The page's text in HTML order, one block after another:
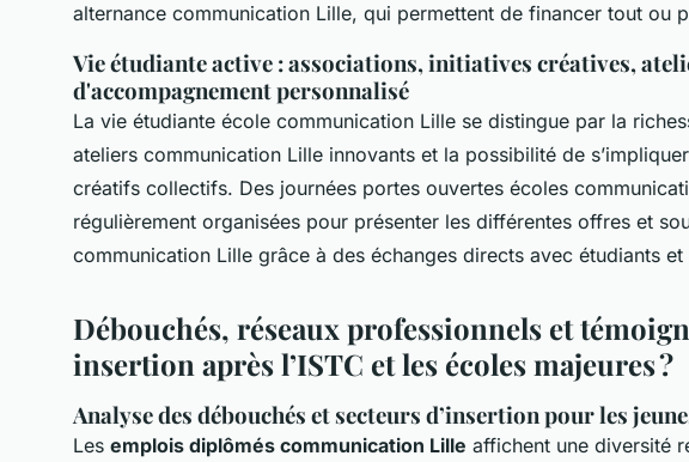
alternance communication Lille, qui permettent de financer tout ou
Vie étudiante active : associations, initiatives créatives,
d'accompagnement personnalisé
La vie étudiante école communication Lille se distingue par la
ateliers communication Lille innovants et la possibilité de
créatifs collectifs. Des journées portes ouvertes écoles
régulièrement organisées pour présenter les différentes offres et
communication Lille grâce à des échanges directs avec étudiants
Débouchés, réseaux professionnels et
insertion après l’ISTC et les écoles majeures ?
Analyse des débouchés et secteurs d’insertion pour les
Les emplois diplômés communication Lille affichent une diversité